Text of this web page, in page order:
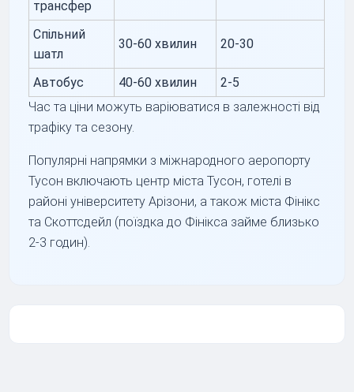
трансфер
Спільний
шатл
30-60 хвилин 20-30
Автобус 40-60 хвилин
2-5
Час та ціни можуть варіюватися в залежності від
трафіку та сезону.
Популярні напрямки з міжнародного аеропорту
Тусон включають центр міста Тусон, готелі в
районі університету Арізони, а також міста Фінікс
та Скоттсдейл (поїздка до Фінікса займе близько
2-3 годин).